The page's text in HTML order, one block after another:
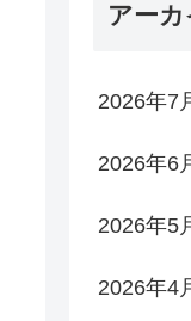
アー
2026年7
2026年6
2026年5
2026年4